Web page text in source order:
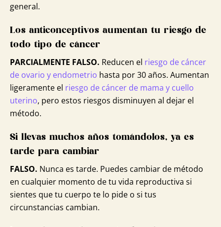
general.
Los anticonceptivos aumentan tu riesgo de
todo tipo de cáncer
PARCIALMENTE FALSO. Reducen el riesgo de cáncer
de ovario y endometrio hasta por 30 años. Aumentan
ligeramente el riesgo de cáncer de mama y cuello
uterino, pero estos riesgos disminuyen al dejar el
método.
Si llevas muchos años tomándolos, ya es
tarde para cambiar
FALSO. Nunca es tarde. Puedes cambiar de método
en cualquier momento de tu vida reproductiva si
sientes que tu cuerpo te lo pide o si tus
circunstancias cambian.